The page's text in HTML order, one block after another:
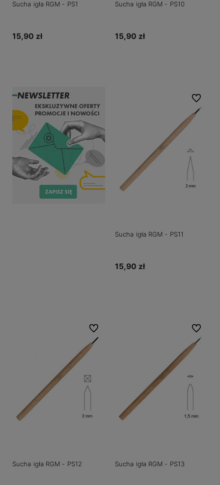
Sucha igła RGM - PS1
15,90 zł
Sucha igła RGM - PS10
15,90 zł
Sucha igła RGM - PS11
15,90 zł
Do
Sucha igła RGM - PS12
Do ulubionych
Sucha igła RGM - PS13
Do